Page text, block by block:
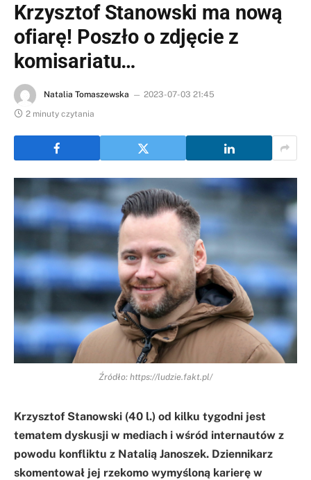
Krzysztof Stanowski ma nową
ofiarę! Poszło o zdjęcie z
komisariatu…
Natalia Tomaszewska
2023-07-03 21:45
2 minuty czytania
Źródło: https://ludzie.fakt.pl/
Krzysztof Stanowski (40 l.) od kilku tygodni jest
tematem dyskusji w mediach i wśród internautów z
powodu konfliktu z Natalią Janoszek. Dziennikarz
skomentował jej rzekomo wymyśloną karierę w